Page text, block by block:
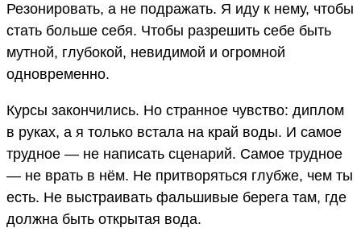
Резонировать, а не подражать. Я иду к нему, чтобы
стать больше себя. Чтобы разрешить себе быть
мутной, глубокой, невидимой и огромной
одновременно.
Курсы закончились. Но странное чувство: диплом
в руках, а я только встала на край воды. И самое
трудное — не написать сценарий. Самое трудное
— не врать в нём. Не притворяться глубже, чем ты
есть. Не выстраивать фальшивые берега там, где
должна быть открытая вода.